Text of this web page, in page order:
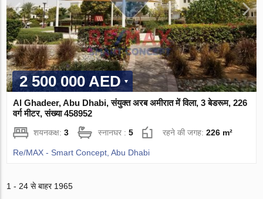
2 500 000 AED
Al Ghadeer, Abu Dhabi, संयुक्त अरब अमीरात में विला, 3 बेडरूम, 226
वर्ग मीटर, संख्या 458952
शयनकक्ष:3 स्नानघर :5 रहने की जगह:226 m²
Re/MAX - Smart Concept, Abu Dhabi
1 - 24 से बाहर 1965